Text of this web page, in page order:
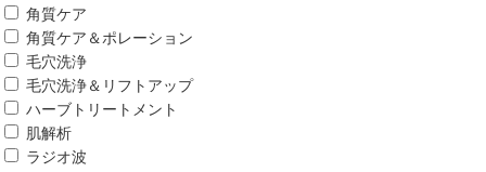
角質ケア
角質ケア＆ポレーション
毛穴洗浄
毛穴洗浄＆リフトアップ
ハーブトリートメント
肌解析
ラジオ波